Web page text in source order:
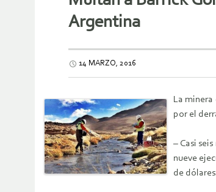
Argentina
14 MARZO, 2016
La
por el
– Casi
nueve
de